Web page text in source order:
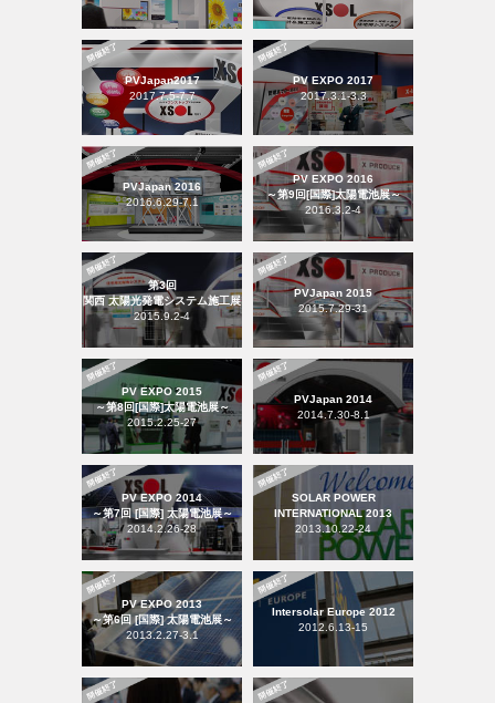
PVJapan2017
2017.7.5-7.7
PV EXPO 2017
2017.3.1-3.3
PVJapan 2016
2016.6.29-7.1
PV EXPO 2016
～第9回[国際]太陽電池展～
2016.3.2-4
第3回
関西 太陽光発電システム施工展
2015.9.2-4
PVJapan 2015
2015.7.29-31
PV EXPO 2015
～第8回[国際]太陽電池展～
2015.2.25-27
PVJapan 2014
2014.7.30-8.1
PV EXPO 2014
～第7回 [国際] 太陽電池展～
2014.2.26-28
SOLAR POWER
INTERNATIONAL 2013
2013.10.22-24
PV EXPO 2013
～第6回 [国際] 太陽電池展～
2013.2.27-3.1
Intersolar Europe 2012
2012.6.13-15